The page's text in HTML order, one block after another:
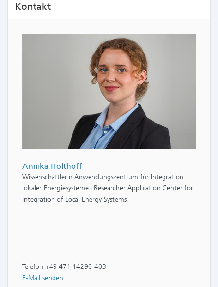
Kontakt
Annika Holthoff
Wissenschaftlerin Anwendungszentrum für Integration
lokaler Energiesysteme | Researcher Application Center for
Integration of Local Energy Systems
Telefon +49 471 14290-403
E-Mail senden